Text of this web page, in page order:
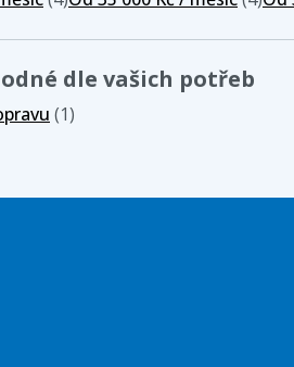
dle vašich potřeb
(1)